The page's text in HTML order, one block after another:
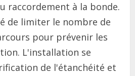
raccordement à la bonde.
de limiter le nombre de
pour prévenir les
L'installation se
de l'étanchéité et